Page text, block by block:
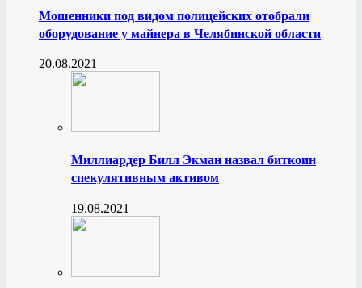
Мошенники под видом полицейских отобрали
оборудование у майнера в Челябинской области
20.08.2021
Миллиардер Билл Экман назвал биткоин
спекулятивным активом
19.08.2021